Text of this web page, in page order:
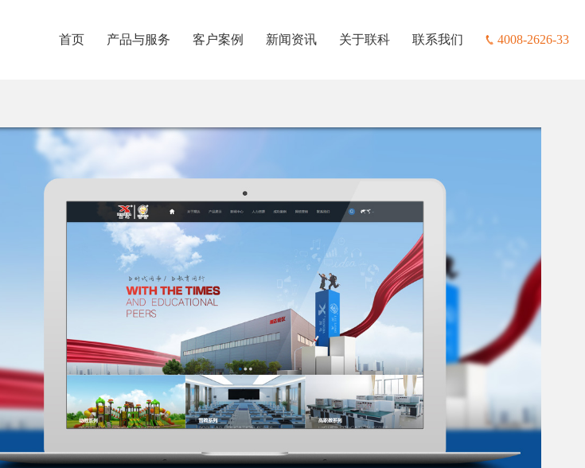
首页 产品与服务 客户案例 新闻资讯 关于联科 联系我们 4008-2626-33